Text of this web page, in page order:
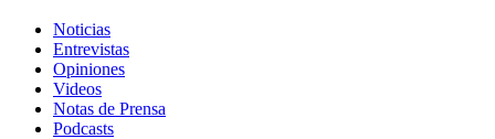
Noticias
Entrevistas
Opiniones
Videos
Notas de Prensa
Podcasts